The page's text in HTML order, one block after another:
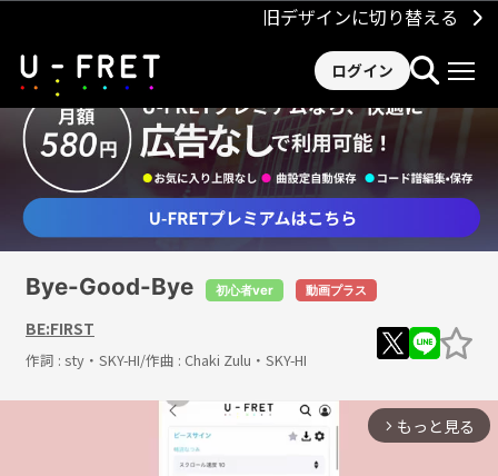
旧デザインに切り替える
ログイン
Bye-Good-Bye 初心者ver 動画プラス
BE:FIRST
作詞 : sty・SKY-HI/作曲 : Chaki Zulu・SKY-HI
arrow_forward_ios もっと見る